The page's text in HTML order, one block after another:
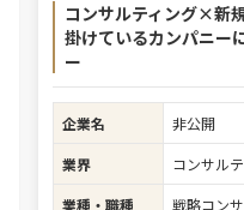
コンサルティング×新
掛けているカンパニー
ー
企業名
非公開
業界
コンサル
業種・職種
戦略コン